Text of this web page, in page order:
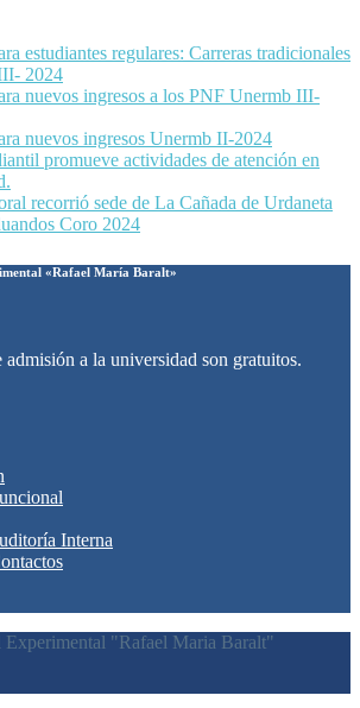
estudiantes regulares: Carreras tradicionales
2024
nuevos ingresos a los PNF Unermb III-
nuevos ingresos Unermb II-2024
promueve actividades de atención en
recorrió sede de La Cañada de Urdaneta
Coro 2024
«Rafael María Baralt»
admisión a la universidad son gratuitos.
Interna
"Rafael Maria Baralt"